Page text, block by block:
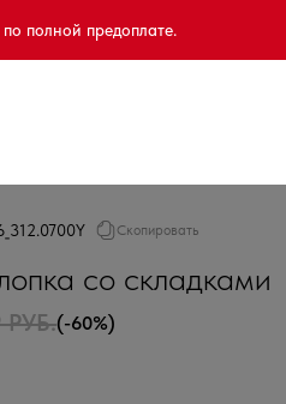
полной предоплате.
Скопировать
со складками
РУБ.(-60%)